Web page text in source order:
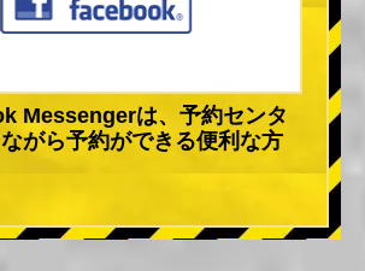
Messengerは、予約センタ
がら予約ができる便利な方